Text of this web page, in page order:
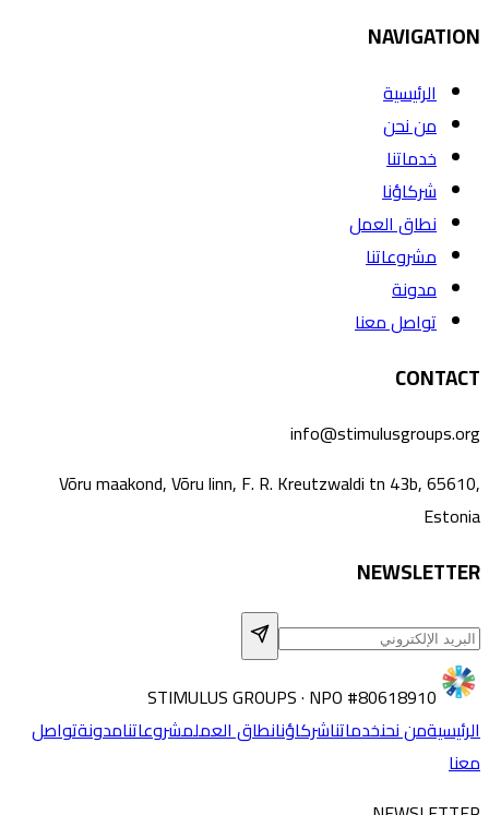
NAVIGATION
الرئيسية
من نحن
خدماتنا
شركاؤنا
نطاق العمل
مشروعاتنا
مدونة
تواصل معنا
CONTACT
info@stimulusgroups.org
Võru maakond, Võru linn, F. R. Kreutzwaldi tn 43b, 65610,
Estonia
NEWSLETTER
STIMULUS GROUPS · NPO #80618910
الرئيسيةمن نحنخدماتناشركاؤنانطاق العملمشروعاتنامدونةتواصل
معنا